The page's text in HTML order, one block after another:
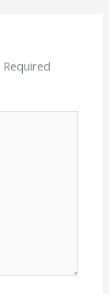
Required